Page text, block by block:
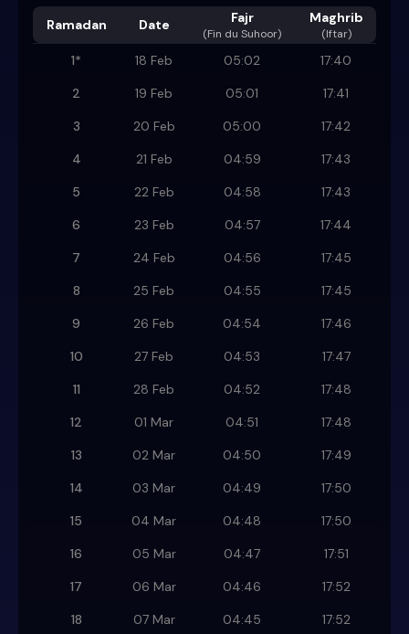
Ramadan Date Fajr
(Fin du Suhoor)
Maghrib
(Iftar)
1* 18 Feb 05:02
17:40
2
19 Feb 05:01
17:41
3
20 Feb 05:00
17:42
4
21 Feb 04:59
17:43
5
22 Feb 04:58
17:43
6
23 Feb 04:57
17:44
7
24 Feb 04:56
17:45
8
25 Feb 04:55
17:45
9
26 Feb 04:54
17:46
10
27 Feb 04:53
17:47
11
28 Feb 04:52
17:48
12
01 Mar 04:51
17:48
13
02 Mar 04:50
17:49
14
03 Mar 04:49
17:50
15
04 Mar 04:48
17:50
16
05 Mar 04:47
17:51
17
06 Mar 04:46
17:52
18
07 Mar 04:45
17:52